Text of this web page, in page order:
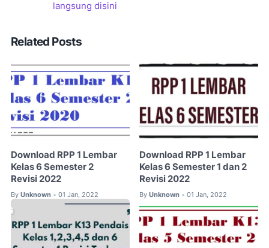
langsung disini
Related Posts
Download RPP 1 Lembar
Kelas 6 Semester 2
Revisi 2022
By Unknown • 01 Jan, 2022
Download RPP 1 Lembar
Kelas 6 Semester 1 dan 2
Revisi 2022
By Unknown • 01 Jan, 2022